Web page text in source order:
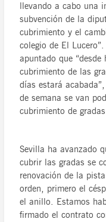
llevando a cabo una
subvención de la
cubrimiento y el
colegio de El
apuntado que “desde
cubrimiento de las
días estará
de semana se van
cubrimiento de
Sevilla ha avanzado
cubrir las gradas se
renovación de la
orden, primero el
el anillo. Estamos
firmado el contrato